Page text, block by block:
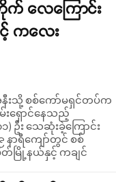
လေကြောင်း
င့် ကလေး
နီးသို့ စစ်ကော်မရှင်တပ်က
းရှောင်နေသည့်
ဦး သေဆုံးခဲ့ကြောင်း
မြို့နယ်နှင့် ကချင်